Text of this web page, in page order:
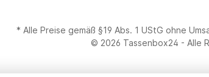
* Alle Preise gemäß §19 Abs. 1 UStG ohne
© 2026 Tassenbox24 - Alle